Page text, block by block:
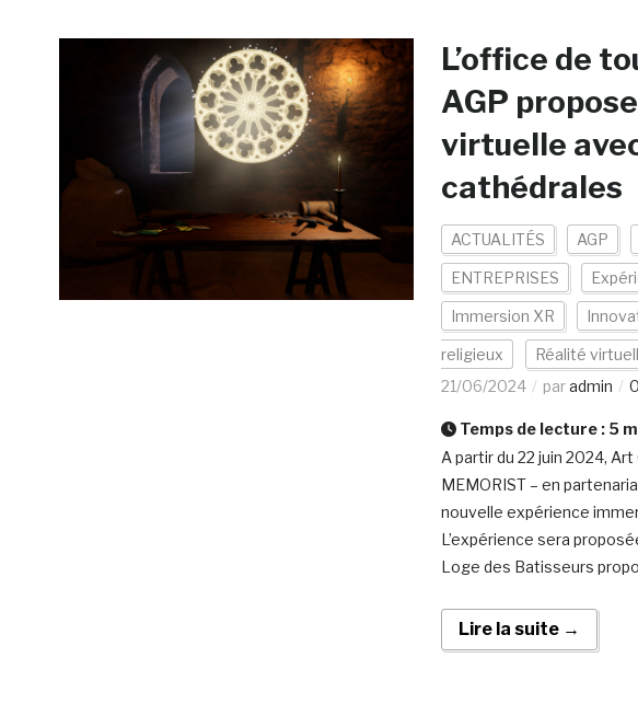
L’office de
AGP
virtuelle
cathédrales
ACTUALITÉS AGP
ENTREPRISES
Immersion XR
religieux Réalité
21/06/2024
paradmin
Temps de lecture : 5
A partir du 22 juin 2024,
MEMORIST – en
nouvelle expérience
L’expérience sera
Loge des Batisseurs
Lire la suite →